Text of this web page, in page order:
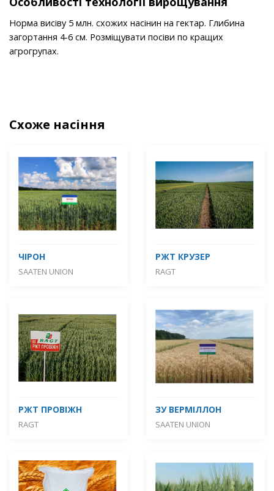
Норма висіву 5 млн. схожих насінин на гектар. Глибина
загортання 4-6 см. Розміщувати посіви по кращих
агрогрупах.
Схоже насіння
ЧІРОН
SAATEN UNION
РЖТ КРУЗЕР
RAGT
РЖТ ПРОВІЖН
RAGT
ЗУ ВЕРМІЛЛОН
SAATEN UNION